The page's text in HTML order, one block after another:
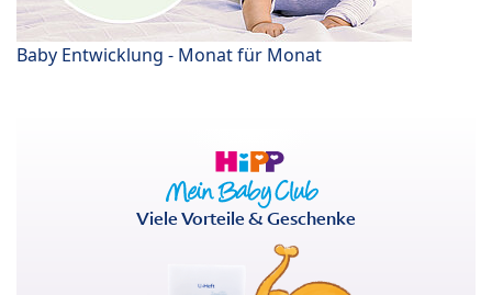
Baby Entwicklung - Monat für Monat
Viele Vorteile & Geschenke